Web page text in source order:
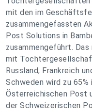
mit den im
zusammengefassten
Post Solutions in
zusammengeführt. Das
mit
Russland, Frankreich
Schweden wird zu 65%
Österreichischen Post
der Schweizerischen